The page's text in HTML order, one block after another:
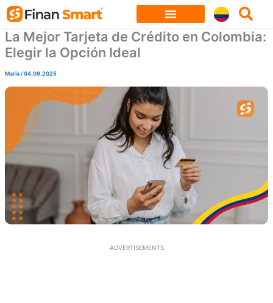
Skip
content
La Mejor Tarjeta de Crédito en Colombia:
Elegir la Opción Ideal
Maria/04.09.2025
ADVERTISEMENTS